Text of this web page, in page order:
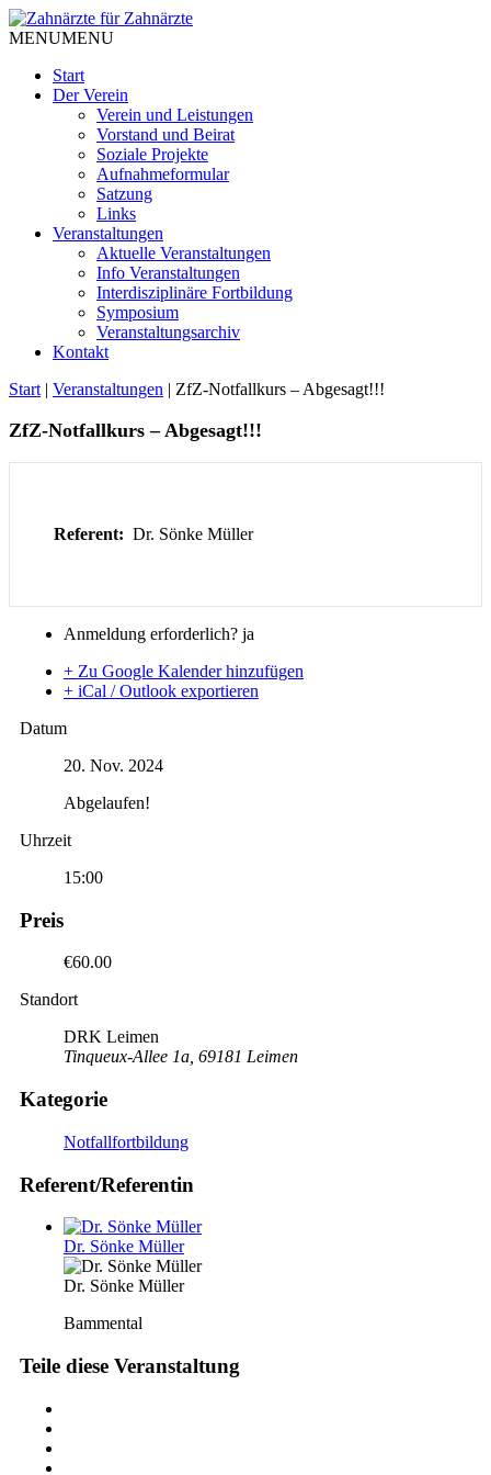
Skip
to
MENUMENU
Start
Der Verein
Verein und Leistungen
Vorstand und Beirat
Soziale Projekte
Aufnahmeformular
Satzung
Links
Veranstaltungen
Aktuelle Veranstaltungen
Info Veranstaltungen
Interdisziplinäre Fortbildung
Symposium
Veranstaltungsarchiv
Kontakt
Start | Veranstaltungen | ZfZ-Notfallkurs – Abgesagt!!!
ZfZ-Notfallkurs – Abgesagt!!!
Referent: Dr. Sönke Müller
Anmeldung erforderlich? ja
+ Zu Google Kalender hinzufügen
+ iCal / Outlook exportieren
Datum
20. Nov. 2024
Abgelaufen!
Uhrzeit
15:00
Preis
€60.00
Standort
DRK Leimen
Tinqueux-Allee 1a, 69181 Leimen
Kategorie
Notfallfortbildung
Referent/Referentin
Dr. Sönke Müller
Dr. Sönke Müller
Bammental
Teile diese Veranstaltung